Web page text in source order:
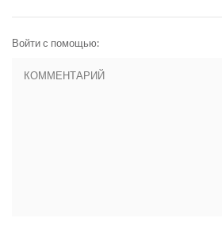
Войти с помощью: